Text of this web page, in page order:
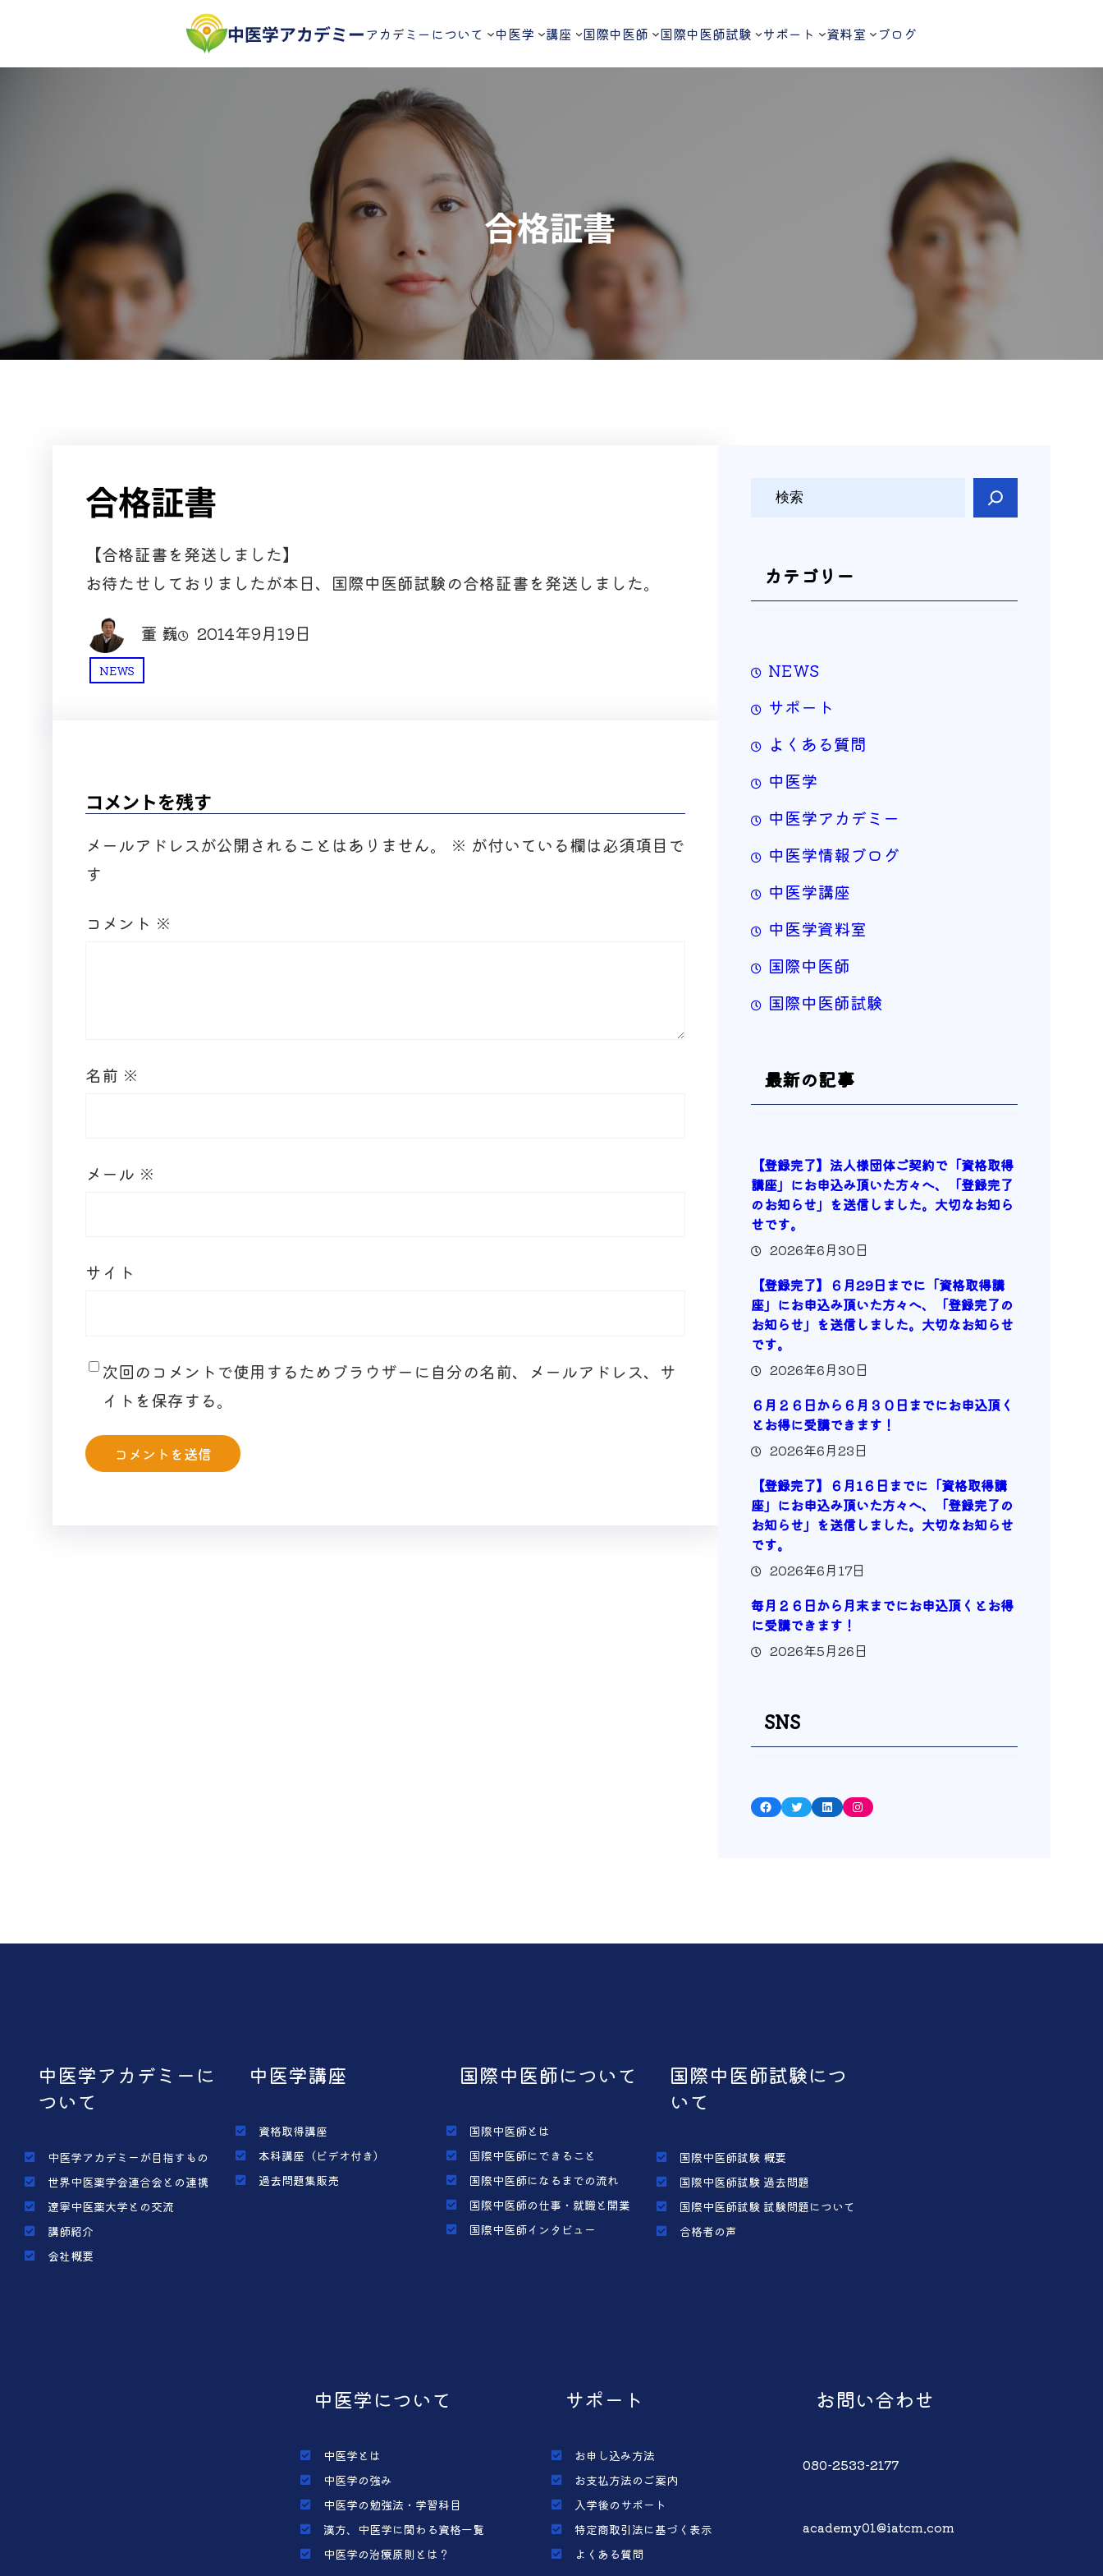
を
中医学アカデミーアカデミーについて 中医学 講座 国際中医師 国際中医師試験 サポート 資料室 ブログ
合格証書
合格証書
【合格証書を発送しました】
お待たせしておりましたが本日、国際中医師試験の合格証書を発送しました。
董 巍 2014年9月19日
NEWS
コメントを残す
メールアドレスが公開されることはありません。 ※ が付いている欄は必須項目で
す
コメント ※
名前 ※
メール ※
サイト
次回のコメントで使用するためブラウザーに自分の名前、メールアドレス、サ
イトを保存する。
カテゴリー
NEWS
サポート
よくある質問
中医学
中医学アカデミー
中医学情報ブログ
中医学講座
中医学資料室
国際中医師
国際中医師試験
最新の記事
【登録完了】法人様団体ご契約で「資格取得
講座」にお申込み頂いた方々へ、「登録完了
のお知らせ」を送信しました。大切なお知ら
せです。
2026年6月30日
【登録完了】６月29日までに「資格取得講
座」にお申込み頂いた方々へ、「登録完了の
お知らせ」を送信しました。大切なお知らせ
です。
2026年6月30日
６月２６日から６月３０日までにお申込頂く
とお得に受講できます！
2026年6月23日
【登録完了】６月1６日までに「資格取得講
座」にお申込み頂いた方々へ、「登録完了の
お知らせ」を送信しました。大切なお知らせ
です。
2026年6月17日
毎月２６日から月末までにお申込頂くとお得
に受講できます！
2026年5月26日
SNS
Facebook Twitter LinkedIn Instagram
中医学アカデミーに
ついて
中医学アカデミーが目指すもの
世界中医薬学会連合会との連携
遼寧中医薬大学との交流
講師紹介
会社概要
中医学講座
資格取得講座
本科講座（ビデオ付き）
過去問題集販売
国際中医師について
国際中医師とは
国際中医師にできること
国際中医師になるまでの流れ
国際中医師の仕事・就職と開業
国際中医師インタビュー
国際中医師試験につ
いて
国際中医師試験 概要
国際中医師試験 過去問題
国際中医師試験 試験問題について
合格者の声
中医学について
中医学とは
中医学の強み
中医学の勉強法・学習科目
漢方、中医学に関わる資格一覧
中医学の治療原則とは？
サポート
お申し込み方法
お支払方法のご案内
入学後のサポート
特定商取引法に基づく表示
よくある質問
お問い合わせ
080-2533-2177
academy01@iatcm.com